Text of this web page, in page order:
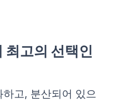
고의 선택인
고, 분산되어 있으